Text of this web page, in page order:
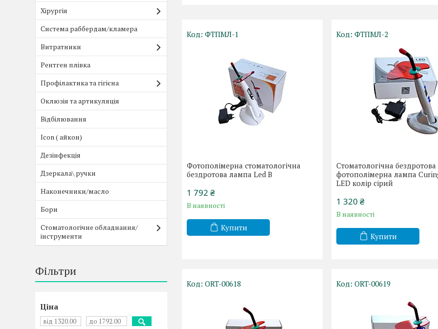
ФТПМЛ-1
Фотополімерна стоматологічна
бездротова лампа Led B
1 792 ₴
В наявності
Купити
ФТПМЛ-2
Стоматологічна бездротова
фотополімерна лампа
LED колір сірий
1 320 ₴
В наявності
Купити
ORT-00618 ORT-00619
Хірургія
Система раббердам/кламера
Витратники
Рентген плівка
Профілактика та гігієна
Оклюзія та артикуляція
Відбілювання
Icon ( айкон)
Дезінфекція
Дзеркала\ ручки
Наконечники/масло
Бори
Стоматологічне обладнання/
інструменти
Фільтри
Ціна